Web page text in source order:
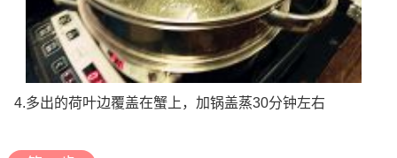
4.多出的荷叶边覆盖在蟹上，加锅盖蒸30分钟左右